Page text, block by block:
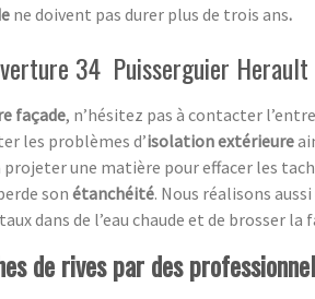
ne doivent pas durer plus de trois ans.
34 Puisserguier
façade, n’hésitez pas à contacter
les problèmes d’isolation extérieure
projeter une matière pour effacer les
son étanchéité. Nous réalisons aussi
dans de l’eau chaude et de brosser
de rives par des